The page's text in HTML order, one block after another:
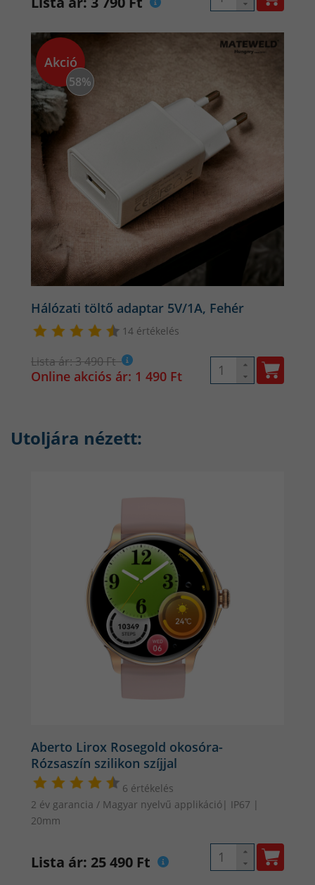
ergonomikus kialakítás gondoskodik arról, hogy az óra
szíjak lehetőséget adnak arra, hogy mindig az alkalomhoz
illően viseld – legyen az sportos, hétköznapi vagy elegáns
megjelenés.
Kiemelkedő kijelző
A nagy felbontású kijelző éles és színgazdag képet biztosít,
így a nap minden szakaszában könnyen olvashatók az
értesítések és az információk.
Az Always-On Display
(AOD) funkcióval az óra kijelzője mindig aktív, hogy
egyetlen pillantással lásd az időt vagy az alapvető
információkat.
Az egészségfigyelés a mindennapokban, beleértve a sport
és aktivitáskövetést is, valóban elengedhetetlen a jó
közérzet és a fittség megőrzéséhez. Ez a rendszer
támogatja a különböző sporttevékenységeket, és részletes,
átfogó adatokat nyújt a napi aktivitásodról. Így könnyedén
nyomon követheted a fejlődésedet, és optimalizálhatod az
edzéseidet a céljaid elérése érdekében.
Akció
58%
Hálózati töltő adaptar 5V/1A, Fehér
14 értékelés
Lista ár: 3 490 Ft
Online akciós ár: 1 490 Ft
Utoljára nézett:
Aberto Lirox Rosegold okosóra-
Rózsaszín szilikon szíjjal
6 értékelés
2 év garancia / Magyar nyelvű applikáció| IP67 |
20mm
Lista ár: 25 490 Ft